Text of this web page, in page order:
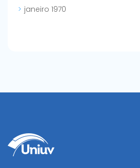
janeiro 1970